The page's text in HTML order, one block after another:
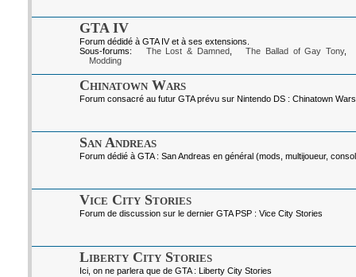
GTA IV
Forum dédidé à GTA IV et à ses extensions.
Sous-forums:
The Lost & Damned, The Ballad of Gay Tony,
Modding
Chinatown Wars
Forum consacré au futur GTA prévu sur Nintendo DS : Chinatown Wars
San Andreas
Forum dédié à GTA : San Andreas en général (mods, multijoueur,
Vice City Stories
Forum de discussion sur le dernier GTA PSP : Vice City Stories
Liberty City Stories
Ici, on ne parlera que de GTA : Liberty City Stories